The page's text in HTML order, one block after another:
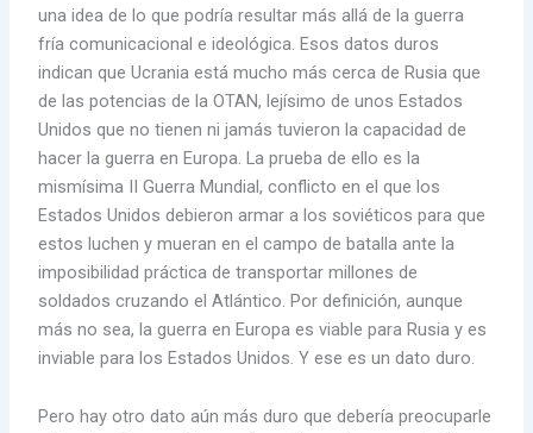
una idea de lo que podría resultar más allá de la guerra
fría comunicacional e ideológica. Esos datos duros
indican que Ucrania está mucho más cerca de Rusia que
de las potencias de la OTAN, lejísimo de unos Estados
Unidos que no tienen ni jamás tuvieron la capacidad de
hacer la guerra en Europa. La prueba de ello es la
mismísima II Guerra Mundial, conflicto en el que los
Estados Unidos debieron armar a los soviéticos para que
estos luchen y mueran en el campo de batalla ante la
imposibilidad práctica de transportar millones de
soldados cruzando el Atlántico. Por definición, aunque
más no sea, la guerra en Europa es viable para Rusia y es
inviable para los Estados Unidos. Y ese es un dato duro.
Pero hay otro dato aún más duro que debería preocuparle